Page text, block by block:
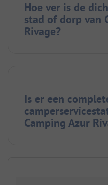
Hoe ver is de
stad of dorp van
Rivage?
Is er een
Camping Azur